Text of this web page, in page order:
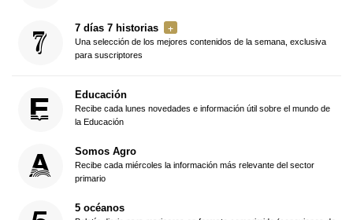
7 días 7 historias
Una selección de los mejores contenidos de la semana, exclusiva
para suscriptores
Educación
Recibe cada lunes novedades e información útil sobre el mundo de
la Educación
Somos Agro
Recibe cada miércoles la información más relevante del sector
primario
5 océanos